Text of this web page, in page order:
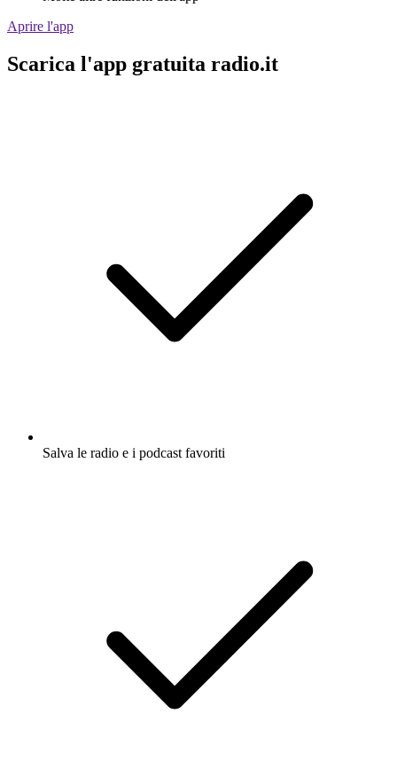
Aprire l'app
Scarica l'app gratuita radio.it
Salva le radio e i podcast favoriti